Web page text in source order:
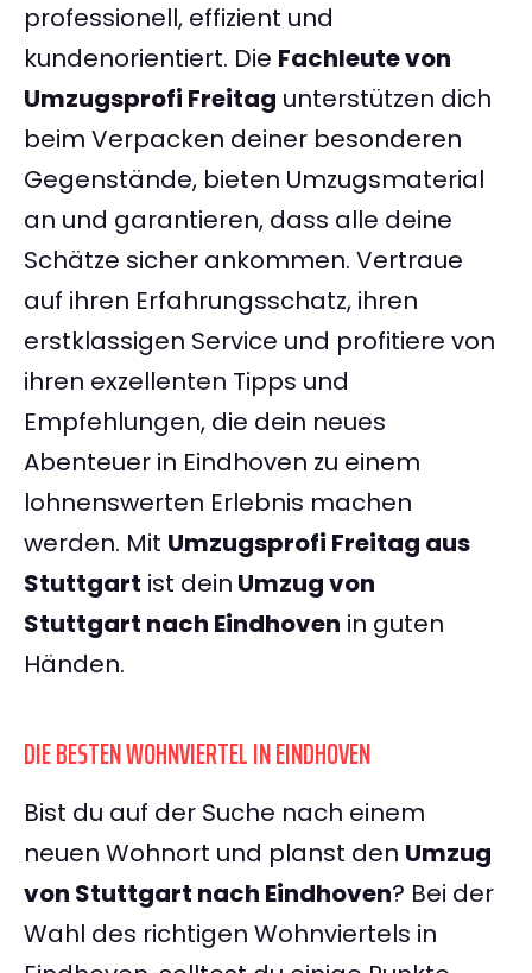
professionell, effizient und
kundenorientiert. Die Fachleute von
Umzugsprofi Freitag unterstützen dich
beim Verpacken deiner besonderen
Gegenstände, bieten Umzugsmaterial
an und garantieren, dass alle deine
Schätze sicher ankommen. Vertraue
auf ihren Erfahrungsschatz, ihren
erstklassigen Service und profitiere von
ihren exzellenten Tipps und
Empfehlungen, die dein neues
Abenteuer in Eindhoven zu einem
lohnenswerten Erlebnis machen
werden. Mit Umzugsprofi Freitag aus
Stuttgart ist dein Umzug von
Stuttgart nach Eindhoven in guten
Händen.
DIE BESTEN WOHNVIERTEL IN EINDHOVEN
Bist du auf der Suche nach einem
neuen Wohnort und planst den Umzug
von Stuttgart nach Eindhoven? Bei der
Wahl des richtigen Wohnviertels in